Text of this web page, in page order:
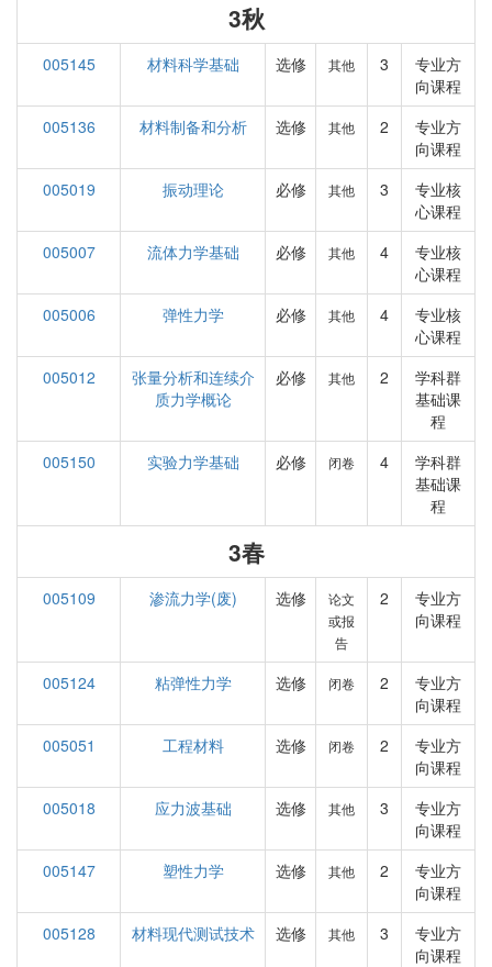
3秋
005145 材料科学基础 选修 其他 3
专业方
向课程
005136
材料制备和分析 选修 其他 2
专业方
向课程
005019
振动理论 必修 其他 3
专业核
心课程
005007
流体力学基础 必修 其他 4
专业核
心课程
005006
弹性力学 必修 其他 4
专业核
心课程
005012
张量分析和连续介
质力学概论
必修 其他 2
学科群
基础课
程
005150
实验力学基础 必修 闭卷 4
学科群
基础课
程
3春
005109 渗流力学(废) 选修
论文
或报
告
2
专业方
向课程
005124 粘弹性力学 选修 闭卷 2
专业方
向课程
005051
工程材料 选修 闭卷 2
专业方
向课程
005018
应力波基础 选修 其他 3
专业方
向课程
005147
塑性力学 选修 其他 2
专业方
向课程
005128
材料现代测试技术 选修 其他 3
专业方
向课程